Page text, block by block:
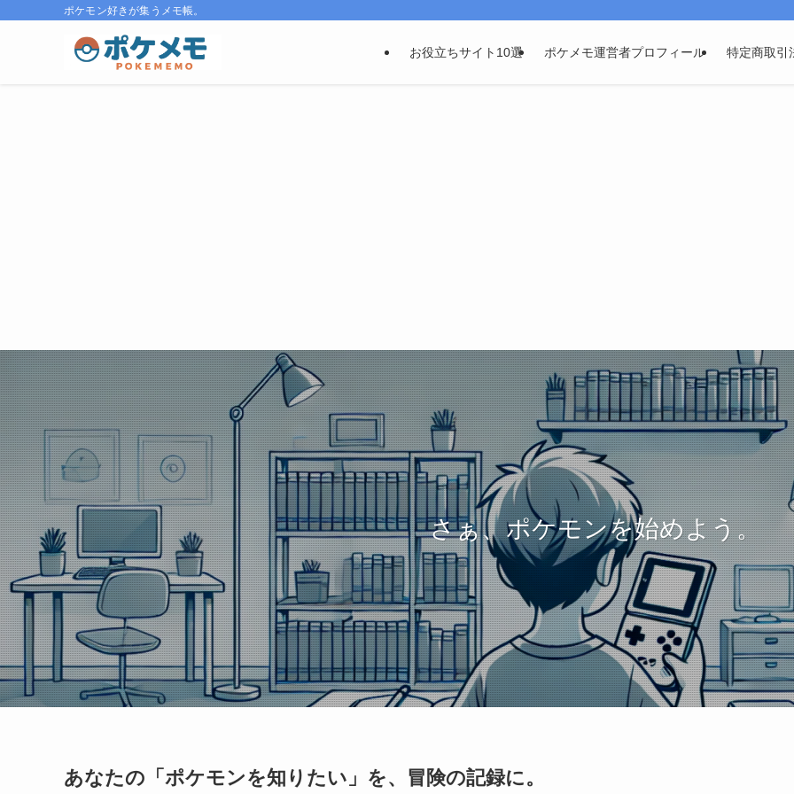
ポケモン好きが集うメモ帳。
お役立ちサイト10選 ポケメモ運営者プロフィール 特定商取引
さぁ、ポケモンを始めよう。
あなたの「ポケモンを知りたい」を、冒険の記録に。